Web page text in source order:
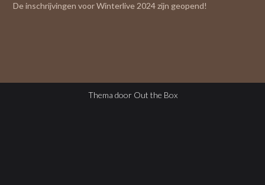
De inschrijvingen voor Winterlive 2024 zijn geopend!
Thema door Out the Box